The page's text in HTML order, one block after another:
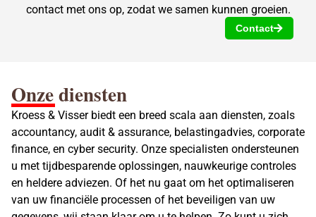
contact met ons op, zodat we samen kunnen groeien.
Contact
Onze diensten
Kroess & Visser biedt een breed scala aan diensten, zoals
accountancy, audit & assurance, belastingadvies, corporate
finance, en cyber security. Onze specialisten ondersteunen
u met tijdbesparende oplossingen, nauwkeurige controles
en heldere adviezen. Of het nu gaat om het optimaliseren
van uw financiële processen of het beveiligen van uw